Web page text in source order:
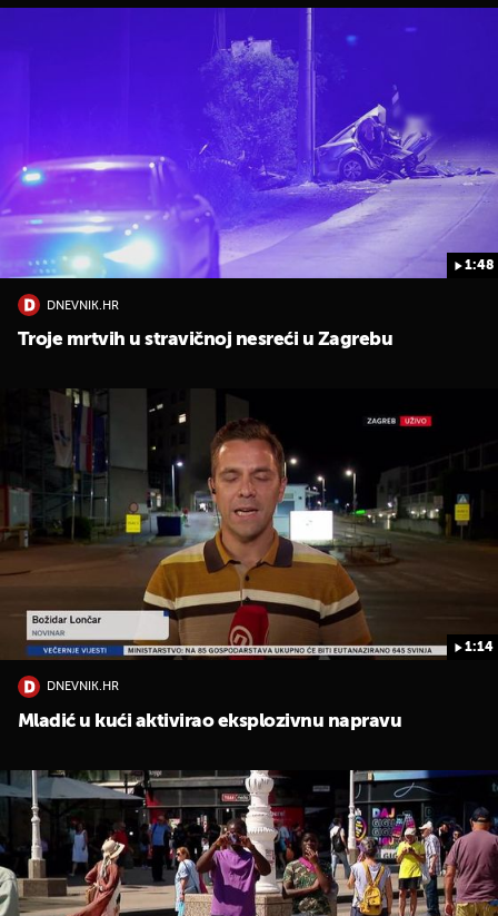
1:48
DNEVNIK.HR
Troje mrtvih u stravičnoj nesreći u Zagrebu
1:14
DNEVNIK.HR
Mladić u kući aktivirao eksplozivnu napravu